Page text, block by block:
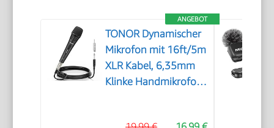
ANGEBOT
TONOR Dynamischer
Mikrofon mit 16ft/5m
XLR Kabel, 6,35mm
Klinke Handmikrofon